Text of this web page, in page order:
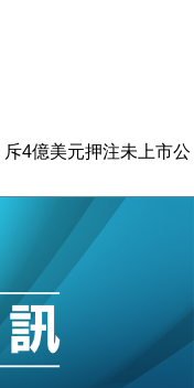
4億美元押注未上市公
慧倉儲市場 加快海外
元 斥21億翻新香港及
活動前 男子攜槍彈被捕
業擴張放慢兼縮減人